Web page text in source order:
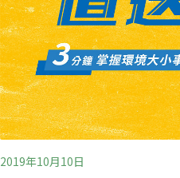
2019年10月10日